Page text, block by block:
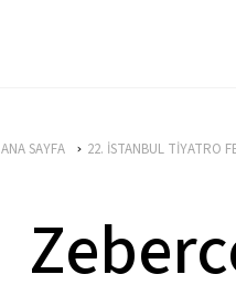
ANA SAYFA 22. İSTANBUL TİYATRO